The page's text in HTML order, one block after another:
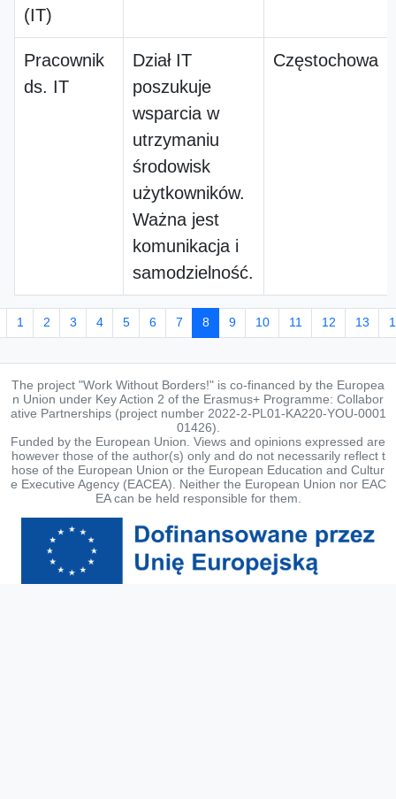
(IT)
Pracownik
ds. IT
Dział IT
poszukuje
wsparcia w
utrzymaniu
środowisk
użytkowników.
Ważna jest
komunikacja i
samodzielność.
Częstochowa
1 2 3 4 5 6 7 8 9 10 11 12 13
The project "Work Without Borders!" is co-financed by the Europea
n Union under Key Action 2 of the Erasmus+ Programme: Collabor
ative Partnerships (project number 2022-2-PL01-KA220-YOU-0001
01426).
Funded by the European Union. Views and opinions expressed are
however those of the author(s) only and do not necessarily reflect t
hose of the European Union or the European Education and Cultur
e Executive Agency (EACEA). Neither the European Union nor EAC